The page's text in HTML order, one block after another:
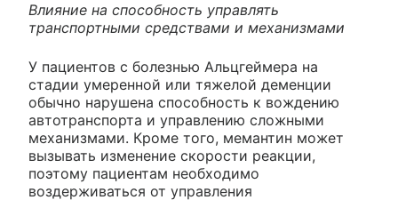
Влияние на способность управлять
транспортными средствами и механизмами
У пациентов с болезнью Альцгеймера на
стадии умеренной или тяжелой деменции
обычно нарушена способность к вождению
автотранспорта и управлению сложными
механизмами. Кроме того, мемантин может
вызывать изменение скорости реакции,
поэтому пациентам необходимо
воздерживаться от управления